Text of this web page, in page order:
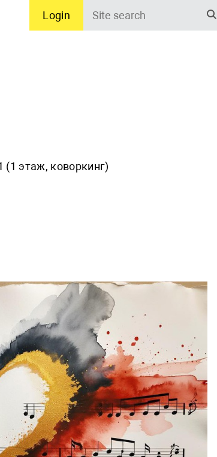
Login
Site
(1 этаж, коворкинг)